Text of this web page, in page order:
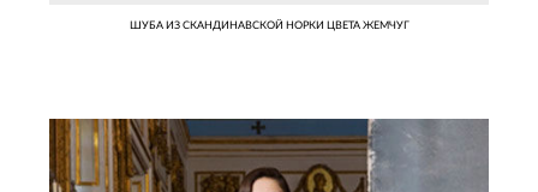
ШУБА ИЗ СКАНДИНАВСКОЙ НОРКИ ЦВЕТА ЖЕМЧУГ